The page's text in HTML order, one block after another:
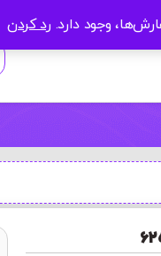
وجود دارد. رد کردن